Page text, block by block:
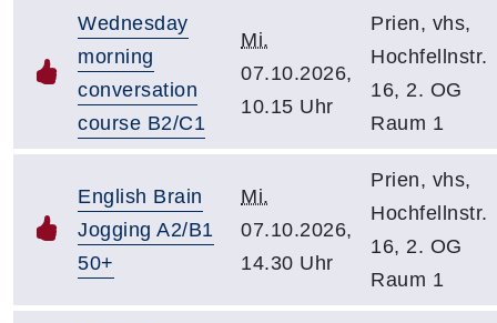
Wednesday
morning
conversation
course B2/C1
Mi.
07.10.2026,
10.15 Uhr
Prien, vhs,
Hochfellnstr.
16, 2. OG
Raum 1
English Brain
Jogging A2/B1
50+
Mi.
07.10.2026,
14.30 Uhr
Prien, vhs,
Hochfellnstr.
16, 2. OG
Raum 1